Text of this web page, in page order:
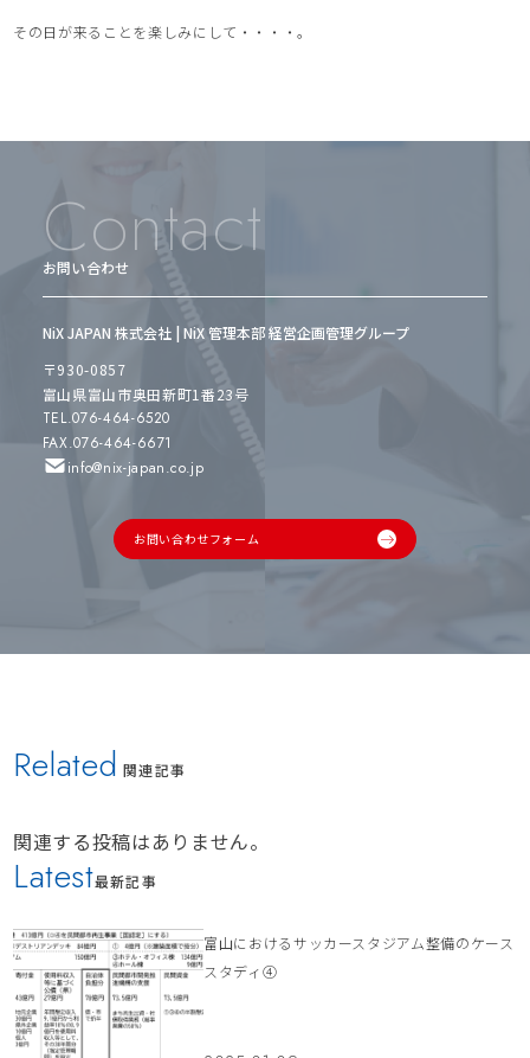
その日が来ることを楽しみにして・・・・。
Contact
お問い合わせ
NiX JAPAN 株式会社 | NiX 管理本部 経営企画管理グループ
〒930-0857
富山県富山市奥田新町1番23号
TEL.076-464-6520
FAX.076-464-6671
info@nix-japan.co.jp
お問い合わせフォーム
Related 関連記事
関連する投稿はありません。
Latest最新記事
富山におけるサッカースタジアム整備のケース
スタディ④